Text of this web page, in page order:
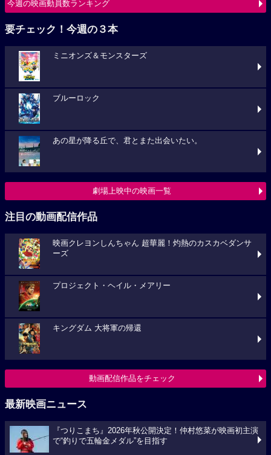
今週の映画動員数ランキング
要チェック！今週の３本
ミニオンズ＆モンスターズ
ブルーロック
あの星が降る丘で、君とまた出会いたい。
劇場上映中の映画一覧
注目の動画配信作品
映画クレヨンしんちゃん 超華麗！灼熱のカスカベダンサ
ーズ
プロジェクト・ヘイル・メアリー
キングダム 大将軍の帰還
動画配信作品をチェック
最新映画ニュース
『つりこまち』2026年秋公開決定！仲村悠菜が映画初主演
で“釣りで五輪金メダル”を目指す